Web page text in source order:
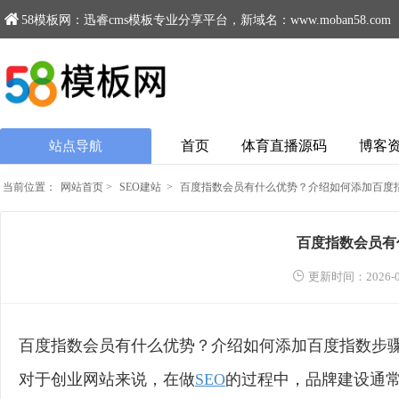
58模板网：迅睿cms模板专业分享平台，新域名：www.moban58.com
站点导航 首页 体育直播源码 博客
当前位置： 网站首页 > SEO建站 > 百度指数会员有什么优势？介绍如何添加百度
百度指数会员
更新时间：2026-
百度指数会员有什么优势？介绍如何添加百度指数步
对于创业网站来说，在做SEO的过程中，品牌建设通